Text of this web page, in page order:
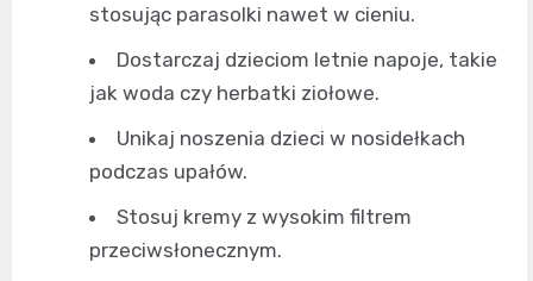
stosując parasolki nawet w cieniu.
Dostarczaj dzieciom letnie napoje, takie
jak woda czy herbatki ziołowe.
Unikaj noszenia dzieci w nosidełkach
podczas upałów.
Stosuj kremy z wysokim filtrem
przeciwsłonecznym.